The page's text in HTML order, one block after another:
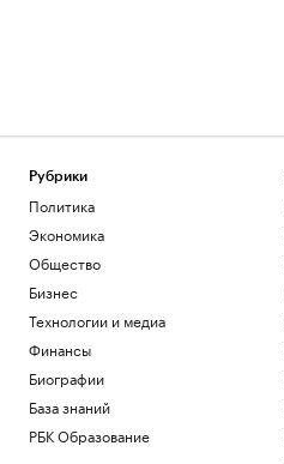
Рубрики
Политика
Экономика
Общество
Бизнес
Технологии и медиа
Финансы
Биографии
База знаний
РБК Образование